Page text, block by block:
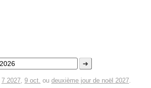
➜
7 2027, 9 oct. ou deuxième jour de noël 2027.